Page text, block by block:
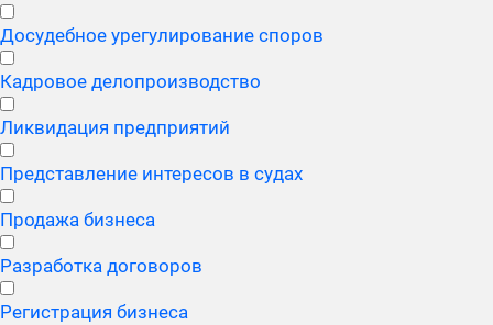
Досудебное урегулирование споров
Кадровое делопроизводство
Ликвидация предприятий
Представление интересов в судах
Продажа бизнеса
Разработка договоров
Регистрация бизнеса